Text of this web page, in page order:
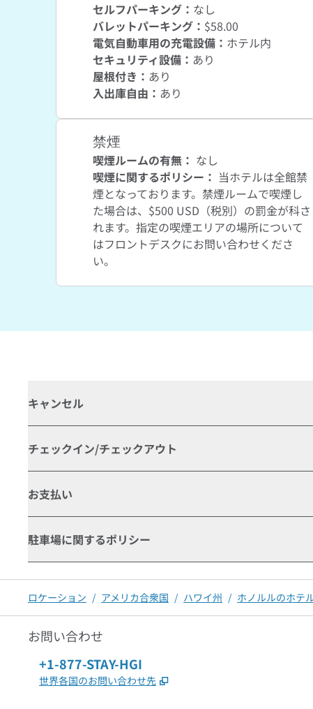
セルフパーキング ： なし
バレットパーキング ： $58.00
電気自動車用の充電設備 ： ホテル内
セキュリティ設備 ： あり
屋根付き ： あり
入出庫自由 ： あり
禁煙
喫煙ルームの有無： なし
喫煙に関するポリシー： 当ホテルは全館禁
煙となっております。禁煙ルームで喫煙し
た場合は、$500 USD（税別）の罰金が科さ
れます。指定の喫煙エリアの場所について
はフロントデスクにお問い合わせくださ
い。
キャンセル
チェックイン/チェックアウト
お支払い
駐車場に関するポリシー
ロケーション / アメリカ合衆国 / ハワイ州 / ホノルルのホテ
お問い合わせ
電話：
+1-877-STAY-HGI
世界各国のお問い合わせ先 ,